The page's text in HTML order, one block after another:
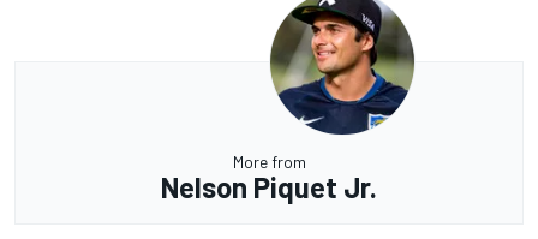
More from
Nelson Piquet Jr.